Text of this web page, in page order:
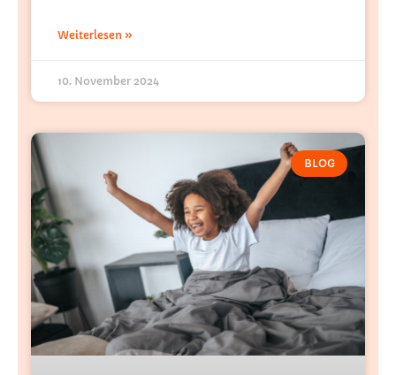
Weiterlesen »
10. November 2024
BLOG